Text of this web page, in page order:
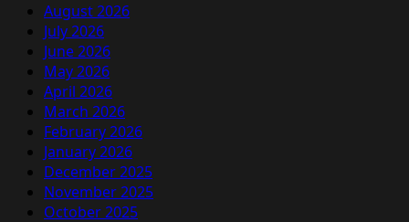
August 2026
July 2026
June 2026
May 2026
April 2026
March 2026
February 2026
January 2026
December 2025
November 2025
October 2025